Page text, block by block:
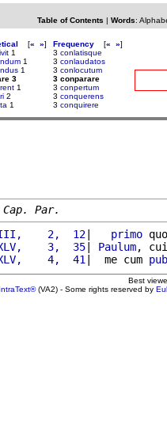
Table of Contents | Words:
[« »]
1
1
1
3
1
2
1
Frequency [« »]
3 conlatisque
3 conlaudatos
3 conlocutum
3 conparare
3 conpertum
3 conquerens
3 conquirere
Par.
2,  12
| primo
3,  35
| Paulum,
4,  41
|  me cum
Best
IntraText®(VA2) - Some rights reserved by